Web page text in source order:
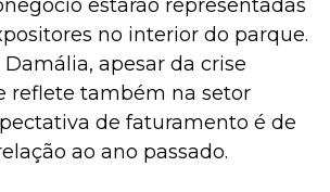
estarão representadas
no interior do parque.
apesar da crise
reflete também na setor
de faturamento é de
ao ano passado.